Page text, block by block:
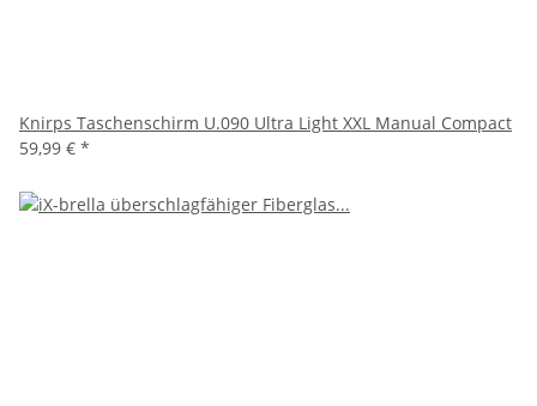
Knirps Taschenschirm U.090 Ultra Light XXL Manual Compact
59,99 € *